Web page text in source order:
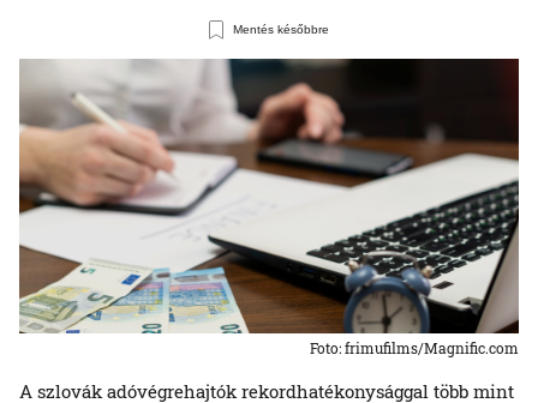
Mentés későbbre
Foto: frimufilms/Magnific.com
A szlovák adóvégrehajtók rekordhatékonysággal több mint